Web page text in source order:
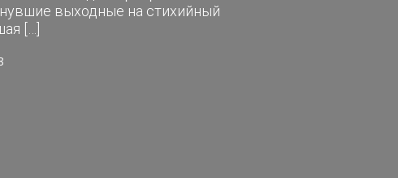
выходные на стихийный
[…]